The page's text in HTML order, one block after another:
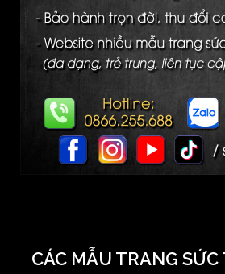
CÁC MẪU TRANG